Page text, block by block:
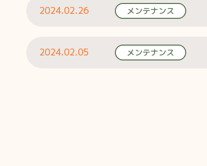
2024.02.26 メンテナンス
2024.02.05 メンテナンス